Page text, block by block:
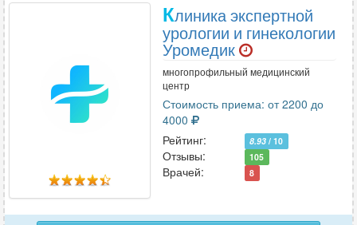
Клиника экспертной
урологии и гинекологии
Уромедик
многопрофильный медицинский
центр
Стоимость приема: от 2200 до
4000
Рейтинг:
8.93 / 10
Отзывы: 105
Врачей: 8